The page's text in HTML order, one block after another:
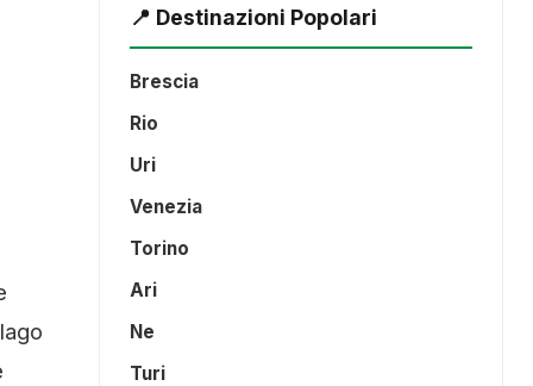
📍 Destinazioni Popolari
Brescia
Rio
Uri
Venezia
Torino
Ari
Ne
Turi